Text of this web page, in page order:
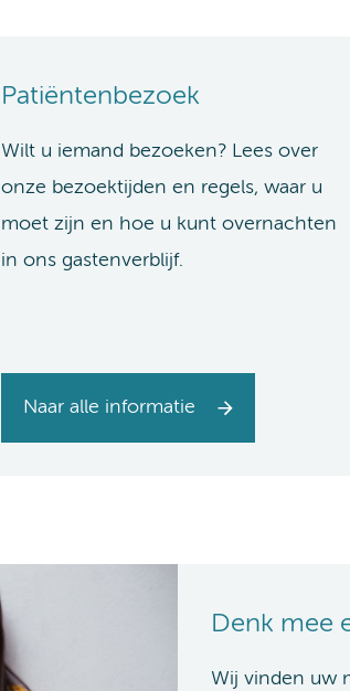
Patiëntenbezoek
Wilt u iemand bezoeken? Lees over
onze bezoektijden en regels, waar u
moet zijn en hoe u kunt overnachten
in ons gastenverblijf.
Naar alle informatie
Denk mee
Wij vinden uw